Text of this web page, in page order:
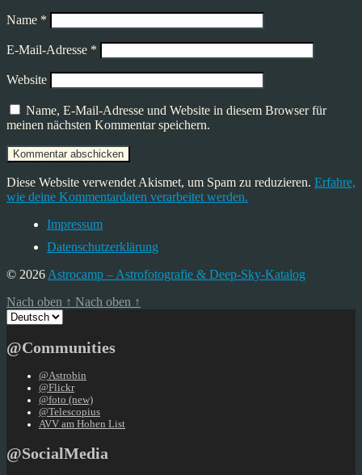
Name *
E-Mail-Adresse *
Website
Name, E-Mail-Adresse und Website in diesem Browser für
meinen nächsten Kommentar speichern.
Diese Website verwendet Akismet, um Spam zu reduzieren. Erfahre,
wie deine Kommentardaten verarbeitet werden.
Impressum
Datenschutzerklärung
© 2026 Astrocamp – Astrofotografie & Deep-Sky-Katalog
Nach oben ↑ Nach oben ↑
Sprache
auswählen
@Communities
@Astrobin
@Flickr
@foto (new)
@Telescopius
AVV am Hohen List
@SocialMedia